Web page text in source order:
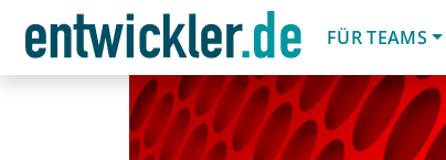
FÜR TEAMS